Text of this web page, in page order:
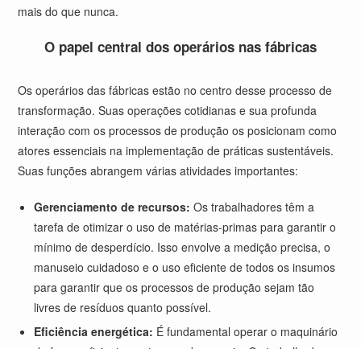
mais do que nunca.
O papel central dos operários nas fábricas
Os operários das fábricas estão no centro desse processo de
transformação. Suas operações cotidianas e sua profunda
interação com os processos de produção os posicionam como
atores essenciais na implementação de práticas sustentáveis.
Suas funções abrangem várias atividades importantes:
Gerenciamento de recursos: Os trabalhadores têm a
tarefa de otimizar o uso de matérias-primas para garantir o
mínimo de desperdício. Isso envolve a medição precisa, o
manuseio cuidadoso e o uso eficiente de todos os insumos
para garantir que os processos de produção sejam tão
livres de resíduos quanto possível.
Eficiência energética: É fundamental operar o maquinário